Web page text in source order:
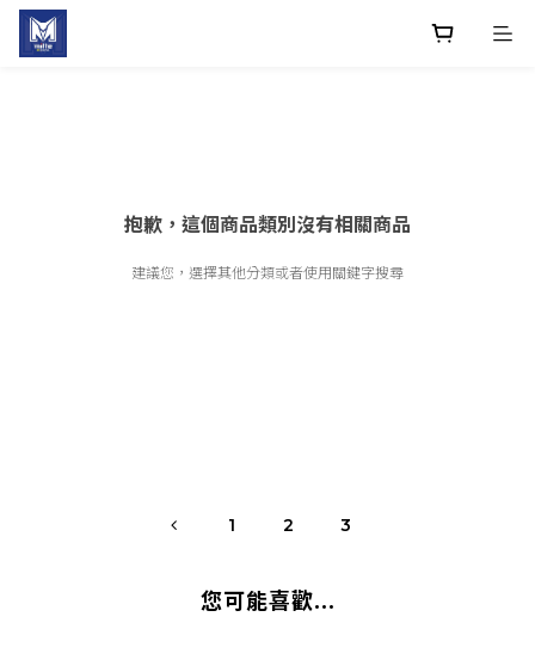
抱歉，這個商品類別沒有相關商品
建議您，選擇其他分類或者使用關鍵字搜尋
1 2 3
您可能喜歡...